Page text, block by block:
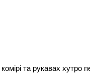
та рукавах хутро